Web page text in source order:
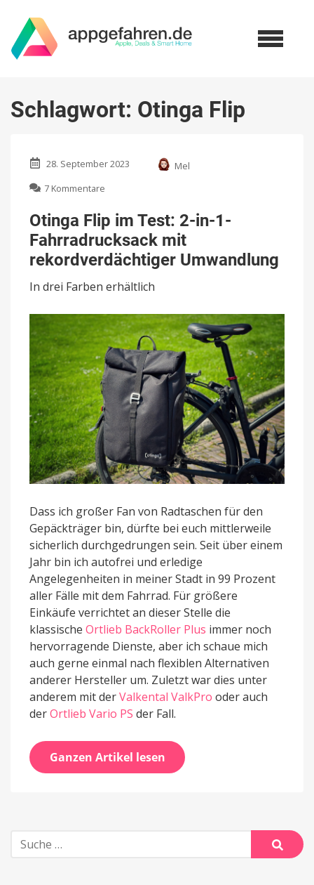
Schlagwort: Otinga Flip
28. September 2023
Mel
7 Kommentare
Flip
im
Test:
2-
in-
1-
Fahrradrucksack
rekordverdächtiger
Umwandlung
Otinga Flip im Test: 2-in-1-
Fahrradrucksack mit
rekordverdächtiger Umwandlung
In drei Farben erhältlich
Dass ich großer Fan von Radtaschen für den
Gepäckträger bin, dürfte bei euch mittlerweile
sicherlich durchgedrungen sein. Seit über einem
Jahr bin ich autofrei und erledige
Angelegenheiten in meiner Stadt in 99 Prozent
aller Fälle mit dem Fahrrad. Für größere
Einkäufe verrichtet an dieser Stelle die
klassische Ortlieb BackRoller Plus immer noch
hervorragende Dienste, aber ich schaue mich
auch gerne einmal nach flexiblen Alternativen
anderer Hersteller um. Zuletzt war dies unter
anderem mit derValkental ValkPro oder auch
derOrtlieb Vario PS der Fall.
Ganzen Artikel lesen
Suche
nach:
Suche